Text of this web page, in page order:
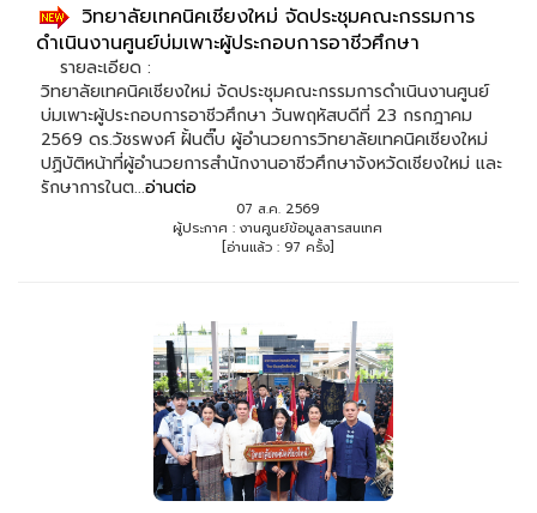
วิทยาลัยเทคนิคเชียงใหม่ จัดประชุมคณะกรรมการ
ดำเนินงานศูนย์บ่มเพาะผู้ประกอบการอาชีวศึกษา
รายละเอียด :
วิทยาลัยเทคนิคเชียงใหม่ จัดประชุมคณะกรรมการดำเนินงานศูนย์
บ่มเพาะผู้ประกอบการอาชีวศึกษา วันพฤหัสบดีที่ 23 กรกฎาคม
2569 ดร.วัชรพงศ์ ฝั้นติ๊บ ผู้อำนวยการวิทยาลัยเทคนิคเชียงใหม่
ปฏิบัติหน้าที่ผู้อำนวยการสำนักงานอาชีวศึกษาจังหวัดเชียงใหม่ และ
รักษาการในต...อ่านต่อ
07 ส.ค. 2569
ผู้ประกาศ : งานศูนย์ข้อมูลสารสนเทศ
[อ่านแล้ว : 97 ครั้ง]